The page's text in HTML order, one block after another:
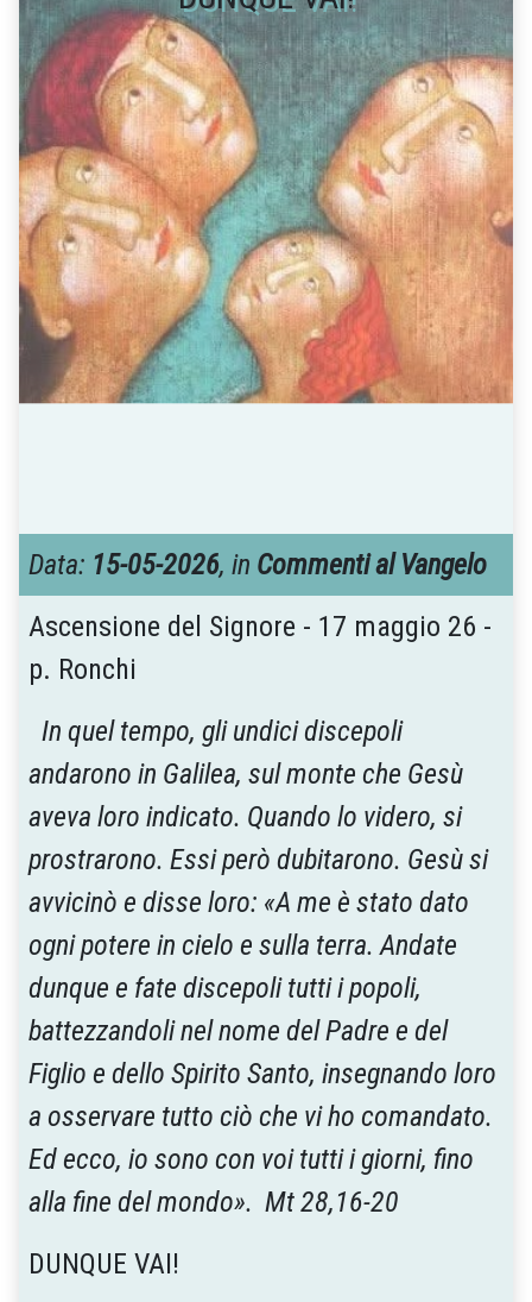
Data: 15-05-2026, in Commenti al Vangelo
Ascensione del Signore - 17 maggio 26 -
p. Ronchi
In quel tempo, gli undici discepoli
andarono in Galilea, sul monte che Gesù
aveva loro indicato. Quando lo videro, si
prostrarono. Essi però dubitarono. Gesù si
avvicinò e disse loro: «A me è stato dato
ogni potere in cielo e sulla terra. Andate
dunque e fate discepoli tutti i popoli,
battezzandoli nel nome del Padre e del
Figlio e dello Spirito Santo, insegnando loro
a osservare tutto ciò che vi ho comandato.
Ed ecco, io sono con voi tutti i giorni, fino
alla fine del mondo». Mt 28,16-20
DUNQUE VAI!